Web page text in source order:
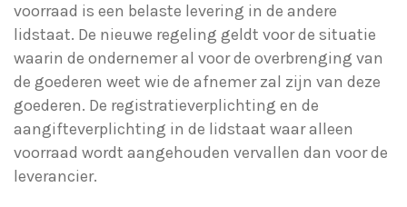
voorraad is een belaste levering in de andere
lidstaat. De nieuwe regeling geldt voor de situatie
waarin de ondernemer al voor de overbrenging van
de goederen weet wie de afnemer zal zijn van deze
goederen. De registratieverplichting en de
aangifteverplichting in de lidstaat waar alleen
voorraad wordt aangehouden vervallen dan voor de
leverancier.